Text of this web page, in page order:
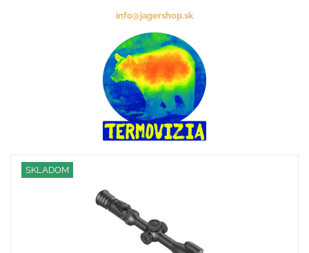
info@jagershop.sk
SKLADOM